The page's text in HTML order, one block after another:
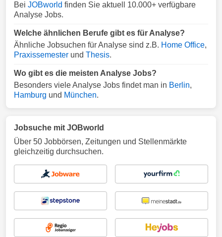
Bei JOBworld finden Sie aktuell 10.000+ verfügbare
Analyse Jobs.
Welche ähnlichen Berufe gibt es für Analyse?
Ähnliche Jobsuchen für Analyse sind z.B. Home Office,
Praxissemester und Thesis.
Wo gibt es die meisten Analyse Jobs?
Besonders viele Analyse Jobs findet man in Berlin,
Hamburg und München.
Jobsuche mit JOBworld
Über 50 Jobbörsen, Zeitungen und Stellenmärkte
gleichzeitig durchsuchen.